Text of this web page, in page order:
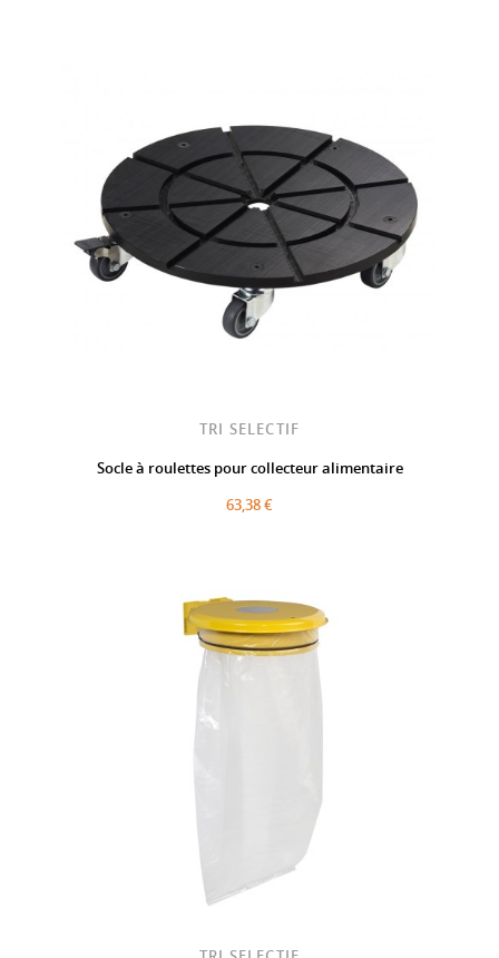
TRI SELECTIF
Socle à roulettes pour collecteur alimentaire
63,38 €